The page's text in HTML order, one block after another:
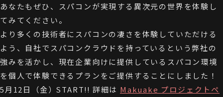
あなたもぜひ、スパコンが実現する異次元の世界を体験し
てみてください。
より多くの技術者にスパコンの凄さを体験していただける
よう、自社でスパコンクラウドを持っているという弊社の
強みを活かし、現在企業向けに提供しているスパコン環境
を個人で体験できるプランをご提供することにしました！
5月12日（金）START!! 詳細は Makuake プロジェクトペ